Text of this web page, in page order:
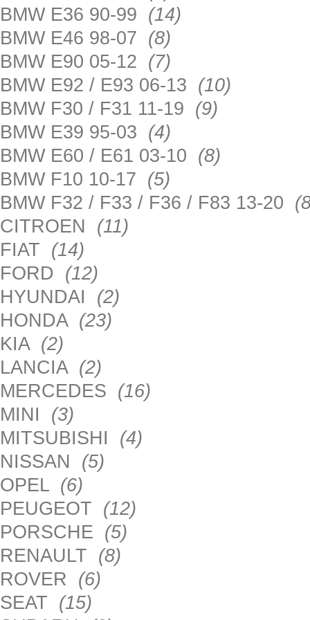
BMW E36 90-99 (14)
BMW E46 98-07 (8)
BMW E90 05-12 (7)
BMW E92 / E93 06-13 (10)
BMW F30 / F31 11-19 (9)
BMW E39 95-03 (4)
BMW E60 / E61 03-10 (8)
BMW F10 10-17 (5)
BMW F32 / F33 / F36 / F83 13-20
CITROEN (11)
FIAT (14)
FORD (12)
HYUNDAI (2)
HONDA (23)
KIA (2)
LANCIA (2)
MERCEDES (16)
MINI (3)
MITSUBISHI (4)
NISSAN (5)
OPEL (6)
PEUGEOT (12)
PORSCHE (5)
RENAULT (8)
ROVER (6)
SEAT (15)